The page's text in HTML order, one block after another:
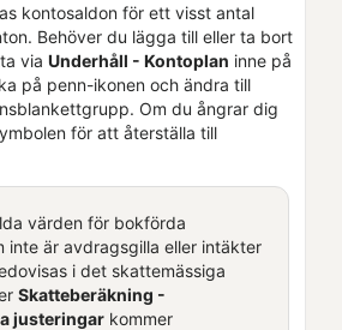
kontosaldon för ett visst antal
Behöver du lägga till eller ta bort
via Underhåll - Kontoplan inne på
på penn-ikonen och ändra till
Om du ångrar dig
för att återställa till
värden för bokförda
inte är avdragsgilla eller intäkter
i det skattemässiga
Skatteberäkning -
justeringarkommer